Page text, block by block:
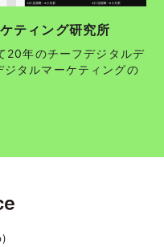
ティング研究所
20年のチーフデジタルデ
タルマーケティングの